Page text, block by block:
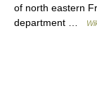
of north eastern
department …